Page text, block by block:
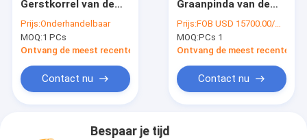
Gerstkorrel van de
van de het
Graankleur
Sorteerder 448
Prijs:Onderhandelbaar
MOQ:1 PCs
Ontvang de meest recente Prijs
Contact nu
Graanpinda van de
van de
Pistachenoten de
Kleurensorteerder
Separating Machine
Prijs:FOB USD 15700.00/SET
MOQ:PCs 1
Ontvang de meest recente
Contact nu
Bespaar je tijd